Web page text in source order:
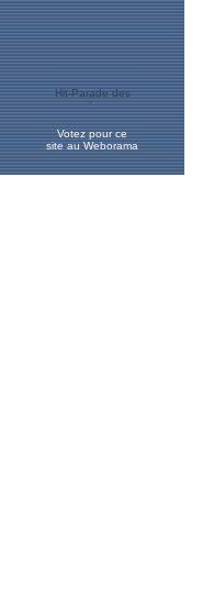
Votez pour ce
site au Weborama